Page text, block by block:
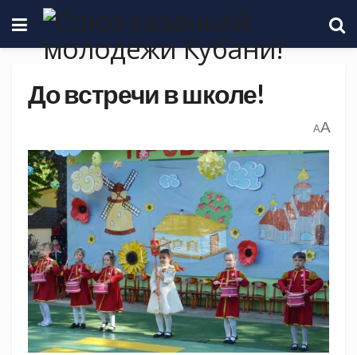
До встречи в школе!
AA